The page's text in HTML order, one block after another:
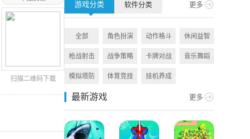
扫描二维码下载
游戏分类 软件分类 更多
全部 角色扮演 动作格斗 休闲益智
枪战射击 战争策略 卡牌对战 音乐舞蹈
模拟塔防 体育竞技 挂机养成
最新游戏 更多